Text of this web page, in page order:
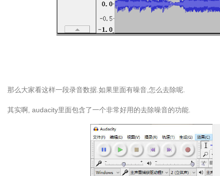
那么大家看这样一段录音数据.如果里面有噪音,怎么去除呢.
其实啊, audacity里面包含了一个非常好用的去除噪音的功能.